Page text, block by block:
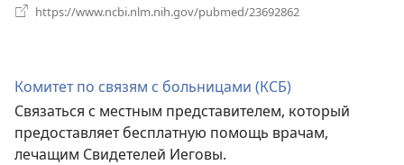
https://www.ncbi.nlm.nih.gov/pubmed/23692862
Комитет по связям с больницами (КСБ)
Связаться с местным представителем, который
предоставляет бесплатную помощь врачам,
лечащим Свидетелей Иеговы.